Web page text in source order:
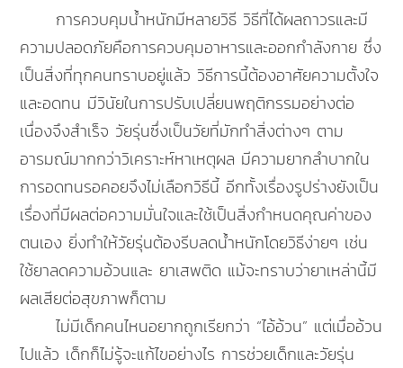
การควบคุมน้ำหนักมีหลายวิธี วิธีที่ได้ผลถาวรและมี
ความปลอดภัยคือการควบคุมอาหารและออกกำลังกาย ซึ่ง
เป็นสิ่งที่ทุกคนทราบอยู่แล้ว วิธีการนี้ต้องอาศัยความตั้งใจ
และอดทน มีวินัยในการปรับเปลี่ยนพฤติกรรมอย่างต่อ
เนื่องจึงสำเร็จ วัยรุ่นซึ่งเป็นวัยที่มักทำสิ่งต่างๆ ตาม
อารมณ์มากกว่าวิเคราะห์หาเหตุผล มีความยากลำบากใน
การอดทนรอคอยจึงไม่เลือกวิธีนี้ อีกทั้งเรื่องรูปร่างยังเป็น
เรื่องที่มีผลต่อความมั่นใจและใช้เป็นสิ่งกำหนดคุณค่าของ
ตนเอง ยิ่งทำให้วัยรุ่นต้องรีบลดน้ำหนักโดยวิธีง่ายๆ เช่น
ใช้ยาลดความอ้วนและ ยาเสพติด แม้จะทราบว่ายาเหล่านี้มี
ผลเสียต่อสุขภาพก็ตาม
ไม่มีเด็กคนไหนอยากถูกเรียกว่า “ไอ้อ้วน” แต่เมื่ออ้วน
ไปแล้ว เด็กก็ไม่รู้จะแก้ไขอย่างไร การช่วยเด็กและวัยรุ่น